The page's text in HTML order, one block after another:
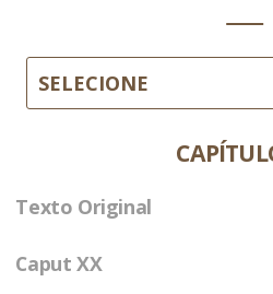
SELECIONE
Texto Original
Caput XX